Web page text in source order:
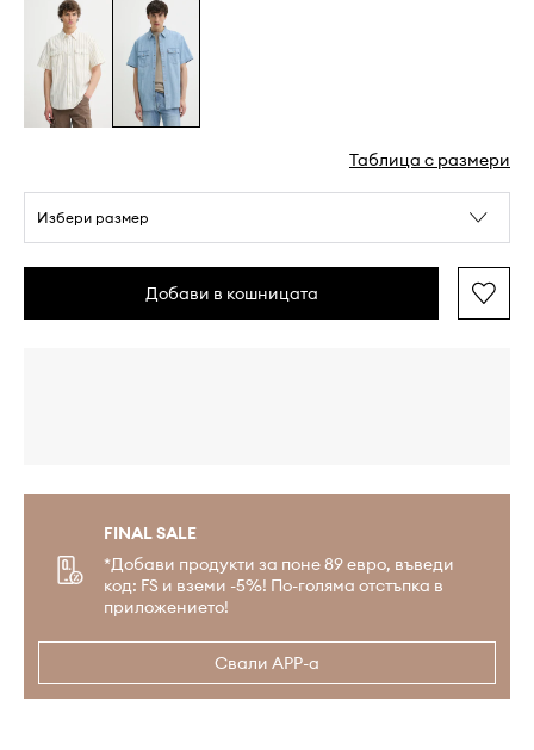
Таблица с размери
Избери размер
Добави в кошницата
FINAL SALE
*Добави продукти за поне 89 евро, въведи
код: FS и вземи -5%! По-голяма отстъпка в
приложението!
Свали APP-а